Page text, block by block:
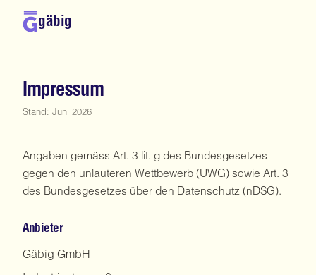
gäbig
Impressum
Stand: Juni 2026
Angaben gemäss Art. 3 lit. g des Bundesgesetzes
gegen den unlauteren Wettbewerb (UWG) sowie Art. 3
des Bundesgesetzes über den Datenschutz (nDSG).
Anbieter
Gäbig GmbH